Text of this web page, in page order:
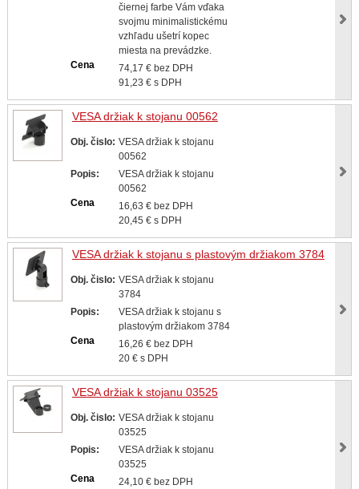
čiernej farbe Vám vďaka
svojmu minimalistickému
vzhľadu ušetrí kopec
miesta na prevádzke.
Cena
74,17 € bez DPH
91,23 € s DPH
VESA držiak k stojanu 00562
Obj. čislo: VESA držiak k stojanu
00562
Popis:
VESA držiak k stojanu
00562
Cena
16,63 € bez DPH
20,45 € s DPH
VESA držiak k stojanu s plastovým držiakom 3784
Obj. čislo: VESA držiak k stojanu
3784
Popis:
VESA držiak k stojanu s
plastovým držiakom 3784
Cena
16,26 € bez DPH
20 € s DPH
VESA držiak k stojanu 03525
Obj. čislo: VESA držiak k stojanu
03525
Popis:
VESA držiak k stojanu
03525
Cena
24,10 € bez DPH